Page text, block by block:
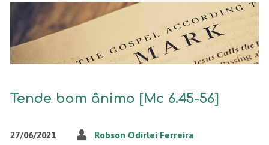
Tende bom ânimo [Mc 6.45-56]
27/06/2021 Robson Odirlei Ferreira